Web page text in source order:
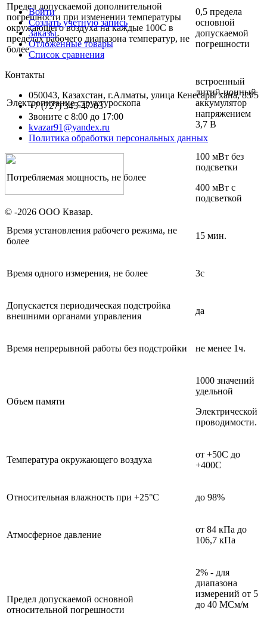
Предел допускаемой дополнительной
погрешности при изменении температуры
окружающего воздуха на каждые 100С в
пределах рабочего диапазона температур, не
более
0,5 предела
основной
допускаемой
погрешности
Электропитание структуроскопа
встроенный
литий-ионный
аккумулятор
напряжением
3,7 В
Потребляемая мощность, не более
100 мВт без
подсветки
400 мВт с
подсветкой
Время установления рабочего режима, не
более
15 мин.
Время одного измерения, не более 3с
Допускается периодическая подстройка
внешними органами управления
да
Время непрерывной работы без подстройки не менее 1ч.
Объем памяти
1000 значений
удельной
Электрической
проводимости.
Температура окружающего воздуха
от +50С до
+400С
Относительная влажность при +25°С до 98%
Атмосферное давление
от 84 кПа до
106,7 кПа
Предел допускаемой основной
относительной погрешности
2% - для
диапазона
измерений от 5
до 40 МСм/м
Кабинет покупателя
Войти
Создать учетную запись
050043, Казахстан, г.Алматы, улица Кенесары хана, 83/5
Звоните с 8:00 до 17:00
kvazar91@yandex.ru